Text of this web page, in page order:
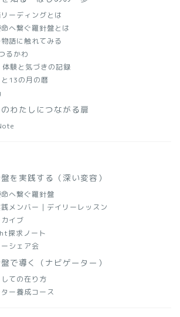
ーディングとは
へ繋ぐ羅針盤とは
語に触れてみる
るかわ
体験と気づきの記録
13の月の暦
のわたしにつながる扉
盤を実践する（深い変容）
へ繋ぐ羅針盤
メンバー｜デイリーレッスン
イブ
探求ノート
シェア会
盤で導く（ナビゲーター）
ての在り方
ー養成コース